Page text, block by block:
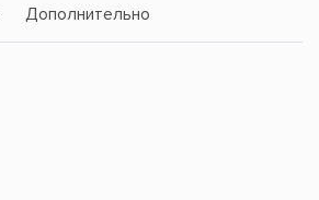
Дополнительно